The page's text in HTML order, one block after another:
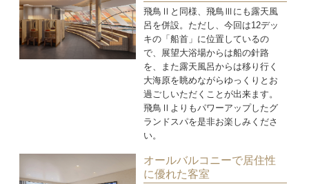
飛鳥Ⅱと同様、飛鳥Ⅲにも露天風
呂を併設。ただし、今回は12デッ
キの「船首」に位置しているの
で、展望大浴場からは船の針路
を、また露天風呂からは移り行く
大海原を眺めながらゆっくりとお
過ごしいただくことが出来ます。
飛鳥Ⅱよりもパワーアップしたグ
ランドスパを是非お楽しみくださ
い。
オールバルコニーで居住性
に優れた客室